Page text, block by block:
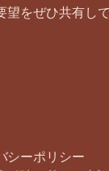
をぜひ共有して
シーポリシー